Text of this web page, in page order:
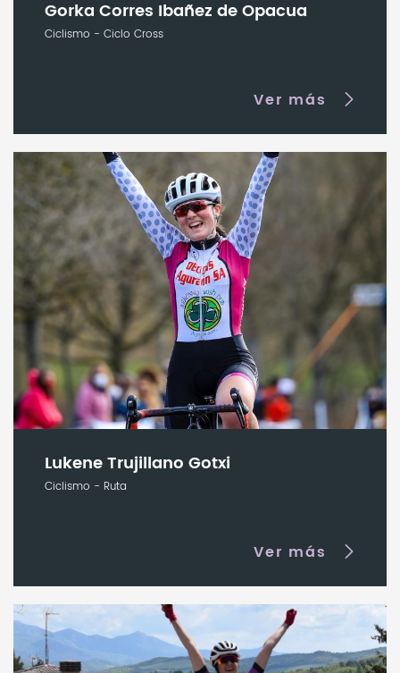
Gorka Corres Ibañez de Opacua
Ciclismo - Ciclo Cross
Ver más
Lukene Trujillano Gotxi
Ciclismo - Ruta
Ver más